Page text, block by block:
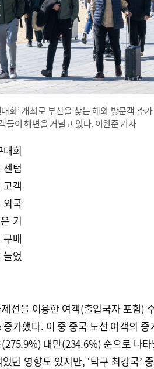
회’ 개최로 부산을 찾는 해외 방문객 수
들이 해변을 거닐고 있다. 이원준 기자
회
텀
객
국
기
매
었
선을 이용한 여객(출입국자 포함)
가했다. 이 중 중국 노선 여객의 증
대만(234.6%) 순으로 나
던 영향도 있지만, ‘탁구 최강국’